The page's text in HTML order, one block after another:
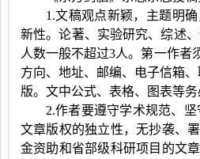
1.文稿观点新颖，主题明
新性。论著、实验研究、综述
人数一般不超过3人。第一作者
方向、地址、邮编、电子信箱
版。文中公式、表格、图表等务
2.作者要遵守学术规范、
文章版权的独立性，无抄袭、
金资助和省部级科研项目的文